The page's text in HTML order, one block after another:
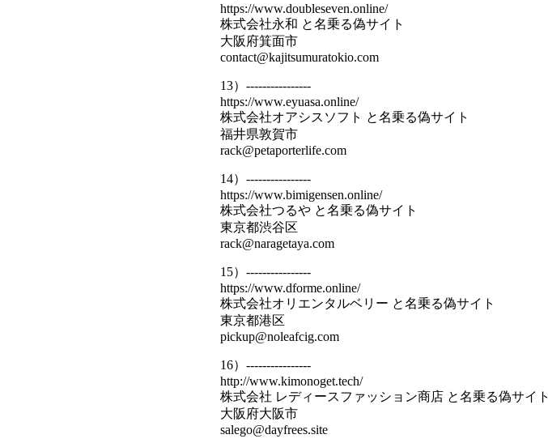
https://www.doubleseven.online/
株式会社永和 と名乗る偽サイト
大阪府箕面市
contact@kajitsumuratokio.com
13）----------------
https://www.eyuasa.online/
株式会社オアシスソフト と名乗る偽サイト
福井県敦賀市
rack@petaporterlife.com
14）----------------
https://www.bimigensen.online/
株式会社つるや と名乗る偽サイト
東京都渋谷区
rack@naragetaya.com
15）----------------
https://www.dforme.online/
株式会社オリエンタルベリー と名乗る偽サイト
東京都港区
pickup@noleafcig.com
16）----------------
http://www.kimonoget.tech/
株式会社 レディースファッション商店 と名乗る偽サイト
大阪府大阪市
salego@dayfrees.site